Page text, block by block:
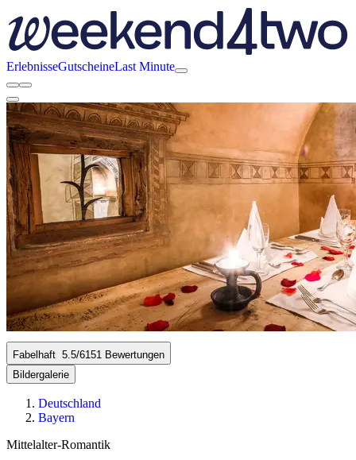
ErlebnisseGutscheineLast Minute
Fabelhaft 5.5/6151 Bewertungen
Bildergalerie
Deutschland
Bayern
Mittelalter-Romantik